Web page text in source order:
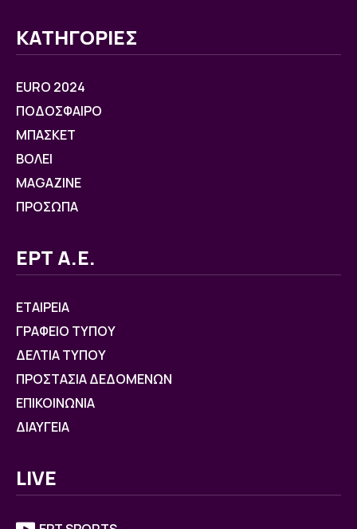
ΚΑΤΗΓΟΡΙΕΣ
EURO 2024
ΠΟΔΟΣΦΑΙΡΟ
ΜΠΑΣΚΕΤ
ΒOΛΕΙ
MAGAZINE
ΠΡΟΣΩΠΑ
ΕΡΤ Α.Ε.
ΕΤΑΙΡΕΙΑ
ΓΡΑΦΕΙΟ ΤΥΠΟΥ
ΔΕΛΤΙΑ ΤΥΠΟΥ
ΠΡΟΣΤΑΣΙΑ ΔΕΔΟΜΕΝΩΝ
ΕΠΙΚΟΙΝΩΝΙΑ
ΔΙΑΥΓΕΙΑ
LIVE